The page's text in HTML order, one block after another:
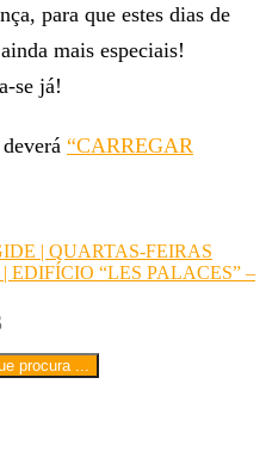
para que estes dias de
mais especiais!
se já!
“CARREGAR
| QUARTAS-FEIRAS
EDIFÍCIO “LES PALACES” –